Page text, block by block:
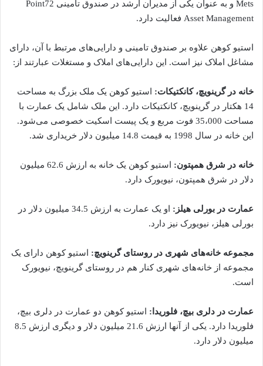
Mets و به عنوان یکی از مدیران ارشد در صندوق تامینی Point72
Asset Management فعالیت دارد.
استیو کوهن علاوه بر صندوق تامینی و دارایی‌های مرتبط با آن، دارای
مشاغل املاک نیز است. این دارایی‌های املاک و مستغلات عبارتند از:
خانه در گرینویچ، کانکتیکات: استیو کوهن یک ملک بزرگ به مساحت
14 هکتار در گرینویچ، کانکتیکات دارد. این ملک شامل یک عمارت با
مساحت 35،000 فوت مربع و یک پیست اسکیت خصوصی می‌شود.
این خانه در سال 1998 به قیمت 14.8 میلیون دلار خریداری شد.
خانه در شرق همپتون:
استیو کوهن یک خانه به ارزش 62.6 میلیون
دلار در شرق همپتون، نیویورک دارد.
عمارت در بورلی هیلز:
او یک عمارت به ارزش 34.5 میلیون دلار در
بورلی هیلز، نیویورک نیز دارد.
مجموعه خانه‌های شهری در روستای گرینویچ: استیو کوهن دارای یک
مجموعه از خانه‌های شهری کنار هم در روستای گرینویچ، نیویورک
است.
عمارت در دلری بیچ، فلوریدا: استیو کوهن دو عمارت در دلری بیچ،
فلوریدا دارد. یکی از آنها ارزش 21.6 میلیون دلار و دیگری ارزش 8.5
میلیون دلار دارد.